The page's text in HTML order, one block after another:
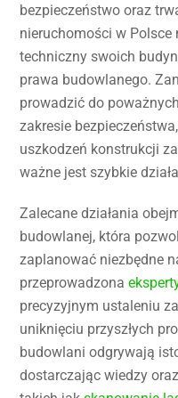
bezpieczeństwo oraz
nieruchomości w
techniczny swoich
prawa budowlanego.
prowadzić do
zakresie
uszkodzeń konstrukcji
ważne jest szybkie
Zalecane działania
budowlanej, która
zaplanować niezbędne
przeprowadzona
precyzyjnym ustaleniu
uniknięciu przyszłych
budowlani odgrywają
dostarczając wiedzy